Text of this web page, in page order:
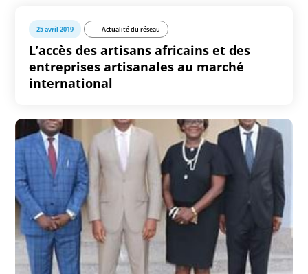
25 avril 2019 Actualité du réseau
L’accès des artisans africains et des
entreprises artisanales au marché
international